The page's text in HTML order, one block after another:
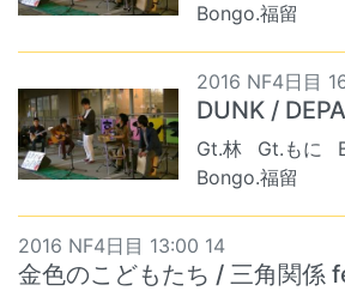
Bongo.福留
2016 NF4日目
DUNK /
Gt.林 Gt.もに
Bongo.福留
2016 NF4日目 13:00 14
金色のこどもたち / 三角関係